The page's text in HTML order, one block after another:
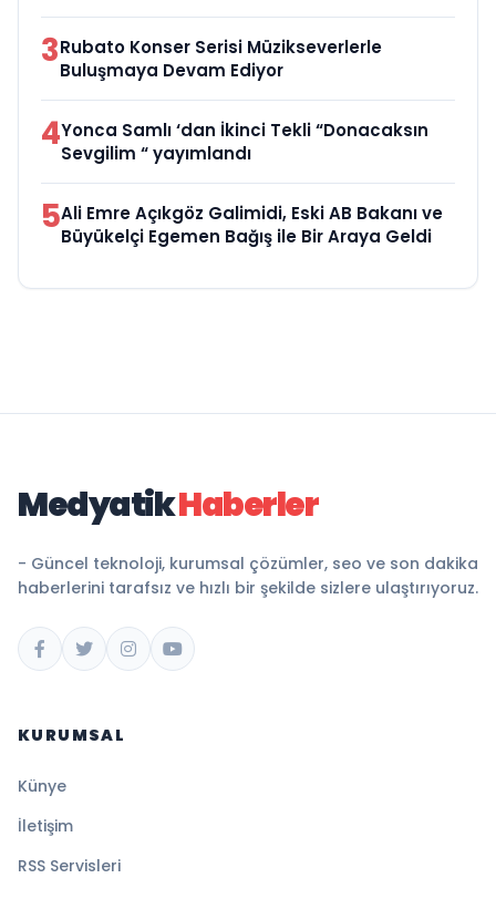
3Rubato Konser Serisi Müzikseverlerle
Buluşmaya Devam Ediyor
4Yonca Samlı ‘dan İkinci Tekli “Donacaksın
Sevgilim “ yayımlandı
5Ali Emre Açıkgöz Galimidi, Eski AB Bakanı ve
Büyükelçi Egemen Bağış ile Bir Araya Geldi
MedyatikHaberler
- Güncel teknoloji, kurumsal çözümler, seo ve son dakika
haberlerini tarafsız ve hızlı bir şekilde sizlere ulaştırıyoruz.
KURUMSAL
Künye
İletişim
RSS Servisleri